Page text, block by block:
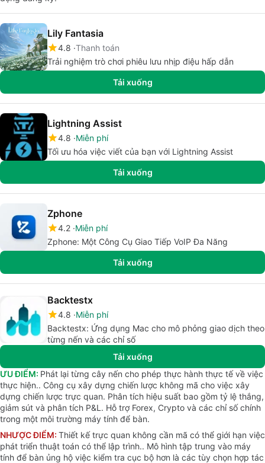
Lily Fantasia
4.8 Thanh toán
Trải nghiệm trò chơi phiêu lưu nhịp điệu hấp dẫn
Tải xuống
Lightning Assist
4.8 Miễn phí
Tối ưu hóa việc viết của bạn với Lightning Assist
Tải xuống
Zphone
4.2 Miễn phí
Zphone: Một Công Cụ Giao Tiếp VoIP Đa Năng
Tải xuống
Backtestx
4.8 Miễn phí
Backtestx: Ứng dụng Mac cho mô phỏng giao dịch theo
từng nến và các chỉ số
Tải xuống
ƯU ĐIỂM: Phát lại từng cây nến cho phép thực hành thực tế về việc
thực hiện.. Công cụ xây dựng chiến lược không mã cho việc xây
dựng chiến lược trực quan. Phân tích hiệu suất bao gồm tỷ lệ thắng,
giảm sút và phân tích P&L. Hỗ trợ Forex, Crypto và các chỉ số chính
trong một môi trường máy tính để bàn.
NHƯỢC ĐIỂM: Thiết kế trực quan không cần mã có thể giới hạn việc
phát triển thuật toán có thể lập trình.. Mô hình tập trung vào máy
tính để bàn ủng hộ việc kiểm tra cục bộ hơn là các tùy chọn hợp tác